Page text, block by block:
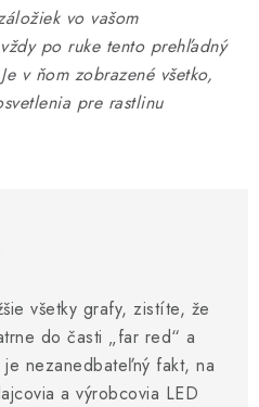
vo vašom
po ruke tento prehľadný
v ňom zobrazené všetko,
pre rastlinu
všetky grafy, zistíte, že
do časti „far red“ a
nezanedbateľný fakt, na
a výrobcovia LED